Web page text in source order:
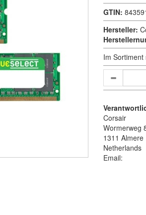
GTIN:
Hersteller:
Im
Corsair
Wormerweg
1311 Almere
Netherlands
Email: